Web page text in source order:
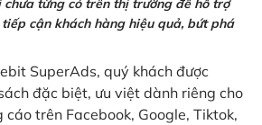
từng có trên thị trường để hỗ trợ
cận khách hàng hiệu quả, bứt phá
SuperAds, quý khách được
đặc biệt, ưu việt dành riêng cho
cáo trên Facebook, Google, Tiktok,